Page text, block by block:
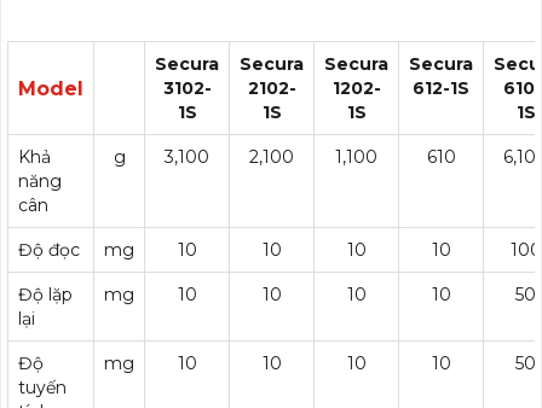
Model
Secura
3102-
1S
Secura
2102-
1S
Secura
1202-
1S
Secura
612-1S
1S
Khả
năng
cân
g 3,100 2,100 1,100 610
Độ đọc mg 10 10 10 10 100
Độ lặp
lại
mg 10 10 10 10 50
Độ
tuyến
mg 10 10 10 10 50